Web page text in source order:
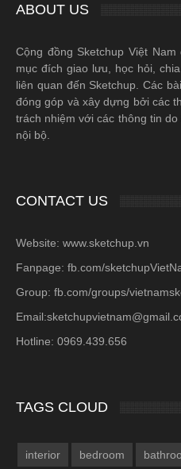
ABOUT US
Cộng đồng Sketchup Việt
mục đích giao lưu, học hỏi,
liên quan đến Sketchup. Các
đóng góp và xây dựng bởi các
trách nhiệm với các thông tin
nội bộ.
CONTACT US
Website: www.sketchup.vn
Fanpage: fb.com/
Group: fb.com/groups/
Hotline: 0969.439.656
TAGS CLOUD
interior bedroom